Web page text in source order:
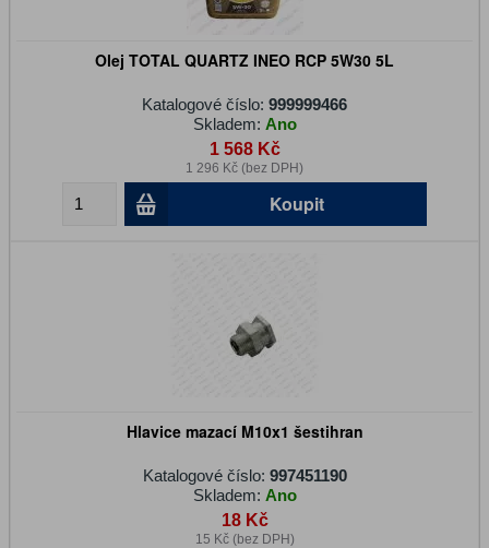
Olej TOTAL QUARTZ INEO RCP 5W30 5L
Katalogové číslo: 999999466
Skladem: Ano
1 568 Kč
1 296 Kč (bez DPH)
Koupit
Hlavice mazací M10x1 šestihran
Katalogové číslo: 997451190
Skladem: Ano
18 Kč
15 Kč (bez DPH)